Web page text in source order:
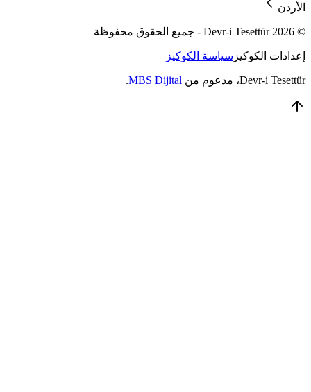
الأردن
© 2026 Devr-i Tesettür - جميع الحقوق محفوظة
إعدادات الكوكيز سياسة الكوكيز
Devr-i Tesettür، مدعوم من MBS Dijital
.